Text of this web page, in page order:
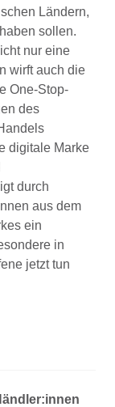
Ländern,
sollen.
nur eine
wirft auch die
One-Stop-
des
digitale Marke
durch
aus dem
ein
in
jetzt tun